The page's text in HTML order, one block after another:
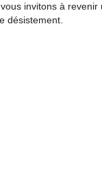
invitons à
désistement.